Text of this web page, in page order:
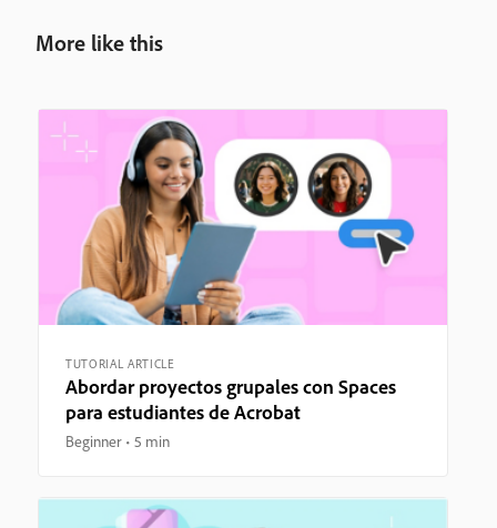
More like this
TUTORIAL ARTICLE
Abordar proyectos grupales con Spaces
para estudiantes de Acrobat
Beginner 5 min